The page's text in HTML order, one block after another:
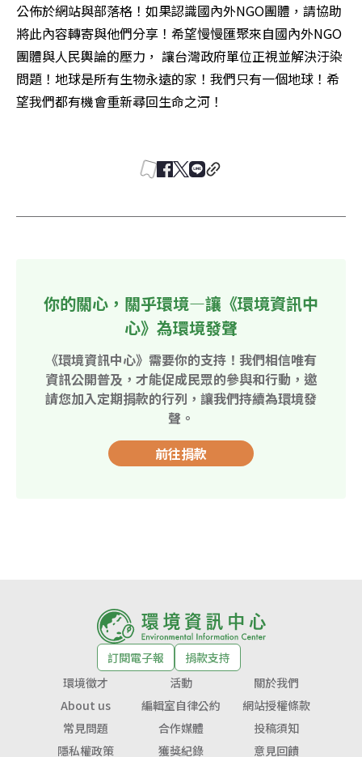
公佈於網站與部落格！如果認識國內外NGO團體，請協助
將此內容轉寄與他們分享！希望慢慢匯聚來自國內外NGO
團體與人民輿論的壓力， 讓台灣政府單位正視並解決汙染
問題！地球是所有生物永遠的家！我們只有一個地球！希
望我們都有機會重新尋回生命之河！
你的關心，關乎環境—讓《環境資訊中
心》為環境發聲
《環境資訊中心》需要你的支持！我們相信唯有
資訊公開普及，才能促成民眾的參與和行動，邀
請您加入定期捐款的行列，讓我們持續為環境發
聲。
前往捐款
訂閱電子報
捐款支持
環境徵才
活動
關於我們
About us
編輯室自律公約
網站授權條款
常見問題
合作媒體
投稿須知
隱私權政策
獲獎紀錄 意見回饋